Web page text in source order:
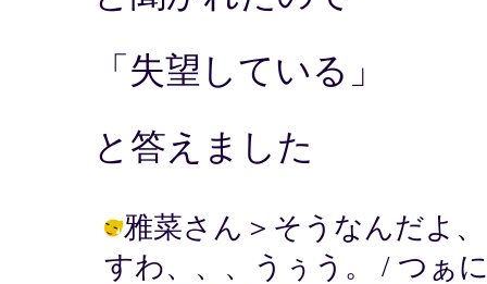
「失望している」
と答えました
雅菜さん＞そうなんだよ
すわ、、、うぅう。 / つぁ